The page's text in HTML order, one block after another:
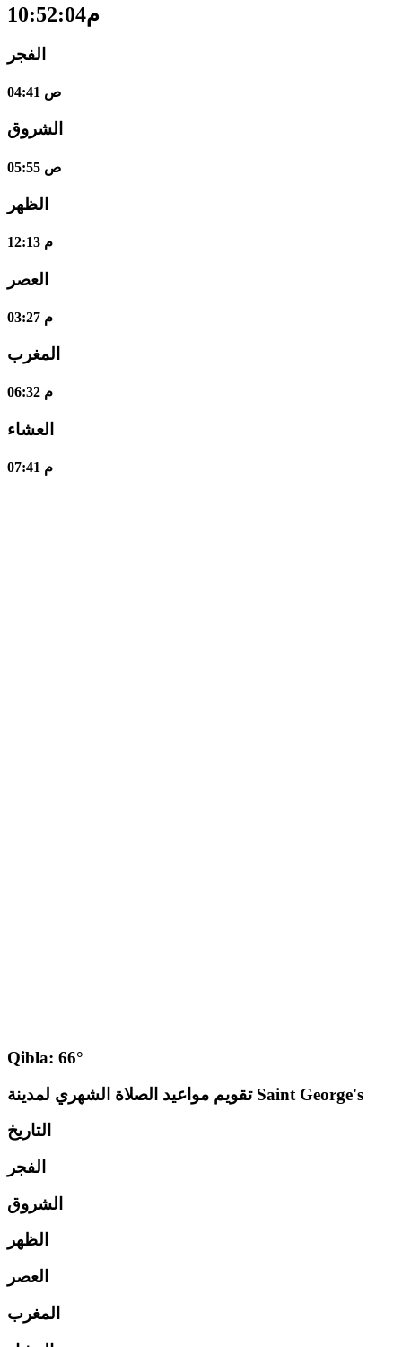
10:52:05م
الفجر
04:41 ص
الشروق
05:55 ص
الظهر
12:13 م
العصر
03:27 م
المغرب
06:32 م
العشاء
07:41 م
Qibla: 66°
تقويم مواعيد الصلاة الشهري لمدينة Saint George's
التاريخ
الفجر
الشروق
الظهر
العصر
المغرب